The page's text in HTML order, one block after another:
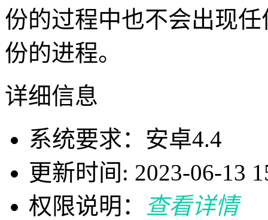
份的过程中也不会出现
份的进程。
详细信息
系统要求：安卓4.4
更新时间: 2023-06-13
权限说明：
查看详情